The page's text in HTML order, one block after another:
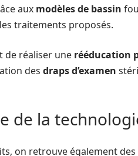
aux modèles de bassin
traitements proposés.
de réaliser une rééducation
des draps d’examen
de la
on retrouve également des